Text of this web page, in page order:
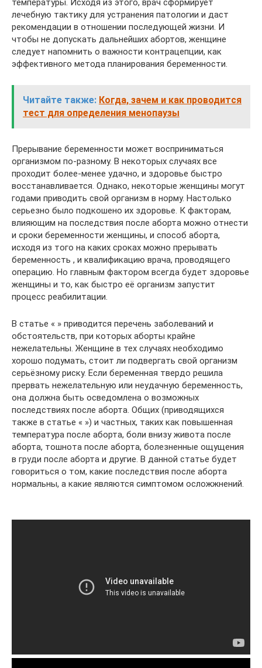
лечебную тактику для устранения патологии и даст
рекомендации в отношении последующей жизни. И
чтобы не допускать дальнейших абортов, женщине
следует напомнить о важности контрацепции, как
эффективного метода планирования беременности.
Читайте также: Когда, зачем и как проводится
тест для определения менопаузы
Прерывание беременности может восприниматься
организмом по-разному. В некоторых случаях все
проходит более-менее удачно, и здоровье быстро
восстанавливается. Однако, некоторые женщины могут
годами приводить свой организм в норму. Настолько
серьезно было подкошено их здоровье. К факторам,
влияющим на последствия после аборта можно отнести
и сроки беременности женщины, и способ аборта,
исходя из того на каких сроках можно прерывать
беременность , и квалификацию врача, проводящего
операцию. Но главным фактором всегда будет здоровье
женщины и то, как быстро её организм запустит
процесс реабилитации.
В статье « » приводится перечень заболеваний и
обстоятельств, при которых аборты крайне
нежелательны. Женщине в тех случаях необходимо
хорошо подумать, стоит ли подвергать свой организм
серьёзному риску. Если беременная твердо решила
прервать нежелательную или неудачную беременность,
она должна быть осведомлена о возможных
последствиях после аборта. Общих (приводящихся
также в статье « ») и частных, таких как повышенная
температура после аборта, боли внизу живота после
аборта, тошнота после аборта, болезненные ощущения
в груди после аборта и другие. В данной статье будет
говориться о том, какие последствия после аборта
нормальны, а какие являются симптомом осложжнений.